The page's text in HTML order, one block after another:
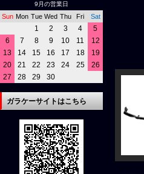
9月の営業日
Sun Mon Tue Wed Thu Fri Sat
1 2 3 4
5
6
7 8 9 10 11
12
13
14 15 16 17 18
19
20
21 22 23 24 25
26
27
28 29 30
ガラケーサイトはこちら